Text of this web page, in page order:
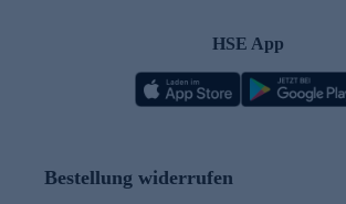
HSE App
Bestellung widerrufen